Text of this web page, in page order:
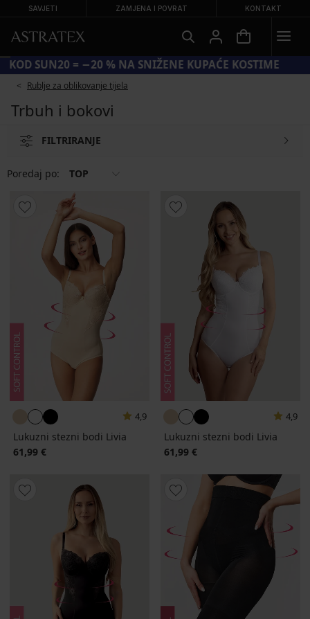
SAVJETI ZAMJENA I POVRAT KONTAKT
KOD SUN20 = −20 % NA SNIŽENE KUPAĆE KOSTIME
Rublje za oblikovanje tijela
Trbuh i bokovi
FILTRIRANJE
Poredaj po: TOP
4,9
Lukuzni stezni bodi Livia
61,99 €
4,9
Lukuzni stezni bodi Livia
61,99 €